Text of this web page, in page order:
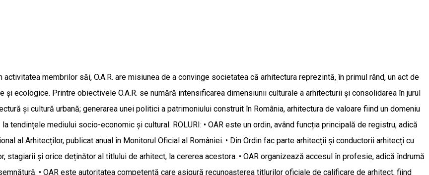
membrilor săi, O.A.R. are misiunea de a convinge societatea că arhitectura reprezintă, în primul rând, un act de
ecologice. Printre obiectivele O.A.R. se numără intensificarea dimensiunii culturale a arhitecturii și consolidarea în jurul
și cultură urbană; generarea unei politici a patrimoniului construit în România, arhitectura de valoare fiind un domeniu
tendințele mediului socio-economic și cultural. ROLURI: • OAR este un ordin, având funcția principală de registru, adică
al Arhitecților, publicat anual în Monitorul Oficial al României. • Din Ordin fac parte arhitecții și conductorii arhitecți cu
și orice deținător al titlului de arhitect, la cererea acestora. • OAR organizează accesul în profesie, adică îndrumă
• OAR este autoritatea competentă care asigură recunoașterea titlurilor oficiale de calificare de arhitect, fiind